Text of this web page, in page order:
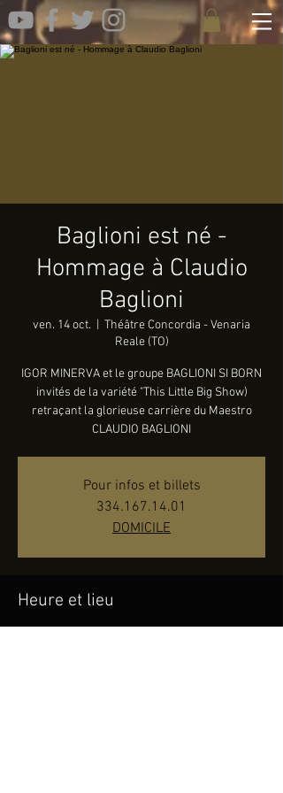
Baglioni est né -
Hommage à Claudio
Baglioni
ven. 14 oct.
Théâtre Concordia - Venaria
Reale (TO)
IGOR MINERVA et le groupe BAGLIONI SI BORN
invités de la variété "This Little Big Show)
retraçant la glorieuse carrière du Maestro
CLAUDIO BAGLIONI
Pour infos et billets
334.167.14.01
DOMICILE
Heure et lieu